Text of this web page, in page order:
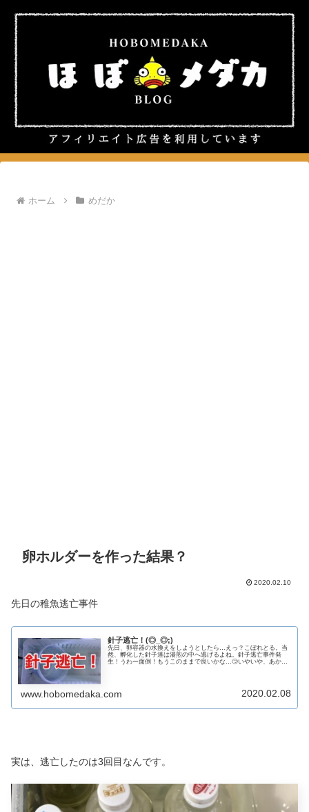
ホーム めだか
卵ホルダーを作った結果？
2020.02.10
先日の稚魚逃亡事件
針子逃亡！(◎_◎;)
先日、卵容器の水換えをしようとしたら…えっ？こぼれとる。当
然、孵化した針子達は湯煎の中へ逃げるよね。針子逃亡事件発
生！うわー面倒！もうこのままで良いかな…🙄いやいや、あか
www.hobomedaka.com 2020.02.08
実は、逃亡したのは3回目なんです。